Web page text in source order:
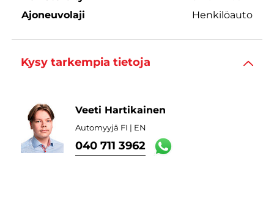
Ajoneuvolaji
Henkilöauto
Kysy tarkempia tietoja
Veeti Hartikainen
Automyyjä FI | EN
040 711 3962